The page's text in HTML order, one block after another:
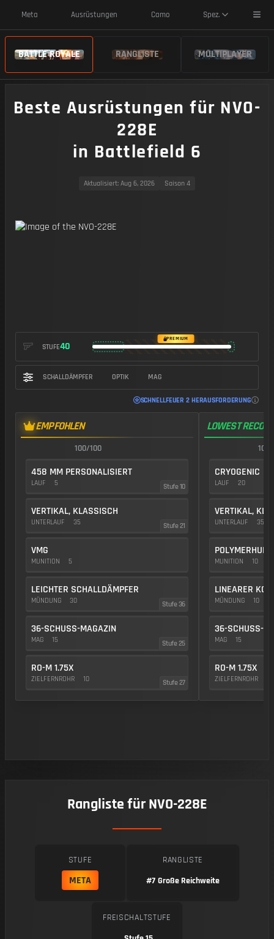
Meta Ausrüstungen Camo Spez.
BATTLE ROYALE RANGLISTE MULTIPLAYER
Beste Ausrüstungen für NVO-
228E
in Battlefield 6
Aktualisiert: Aug 6, 2026 Saison 4
STUFE40
PREMIUM
SCHALLDÄMPFER OPTIK MAG
SCHNELLFEUER 2 HERAUSFORDERUNG
EMPFOHLEN
100/100
458 MM PERSONALISIERT
LAUF 5 Stufe 10
VERTIKAL, KLASSISCH
UNTERLAUF 35 Stufe 21
VMG
MUNITION 5
LEICHTER SCHALLDÄMPFER
MÜNDUNG 30 Stufe 36
36-SCHUSS-MAGAZIN
MAG 15 Stufe 25
RO-M 1.75X
ZIELFERNROHR 10 Stufe 27
LOWEST RECOIL
CRYOGENIC
LAUF 20
VERTIKAL,
UNTERLAUF 35
MUNITION 10
LINEARER
MÜNDUNG 10
36-SCHUSS-
MAG 15
RO-M 1.75X
ZIELFERNROHR
Rangliste für NVO-228E
STUFE
META
RANGLISTE
#7 Große Reichweite
FREISCHALTSTUFE